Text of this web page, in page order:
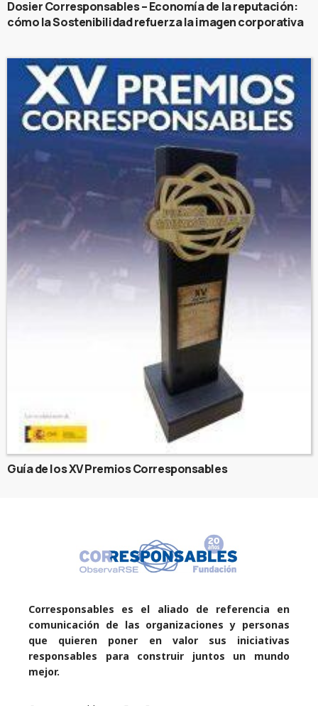
Dosier Corresponsables – Economía de la reputación:
cómo la Sostenibilidad refuerza la imagen corporativa
Guía de los XV Premios Corresponsables
Corresponsables es el aliado de referencia en
comunicación de las organizaciones y personas
que quieren poner en valor sus iniciativas
responsables para construir juntos un mundo
mejor.